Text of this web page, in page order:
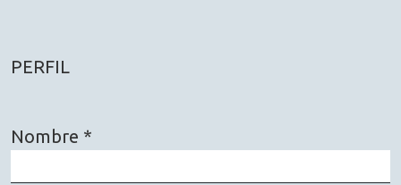
PERFIL
Nombre *